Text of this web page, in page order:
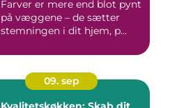
Farver er mere end blot pynt
på væggene – de sætter
stemningen i dit hjem, p...
09. sep